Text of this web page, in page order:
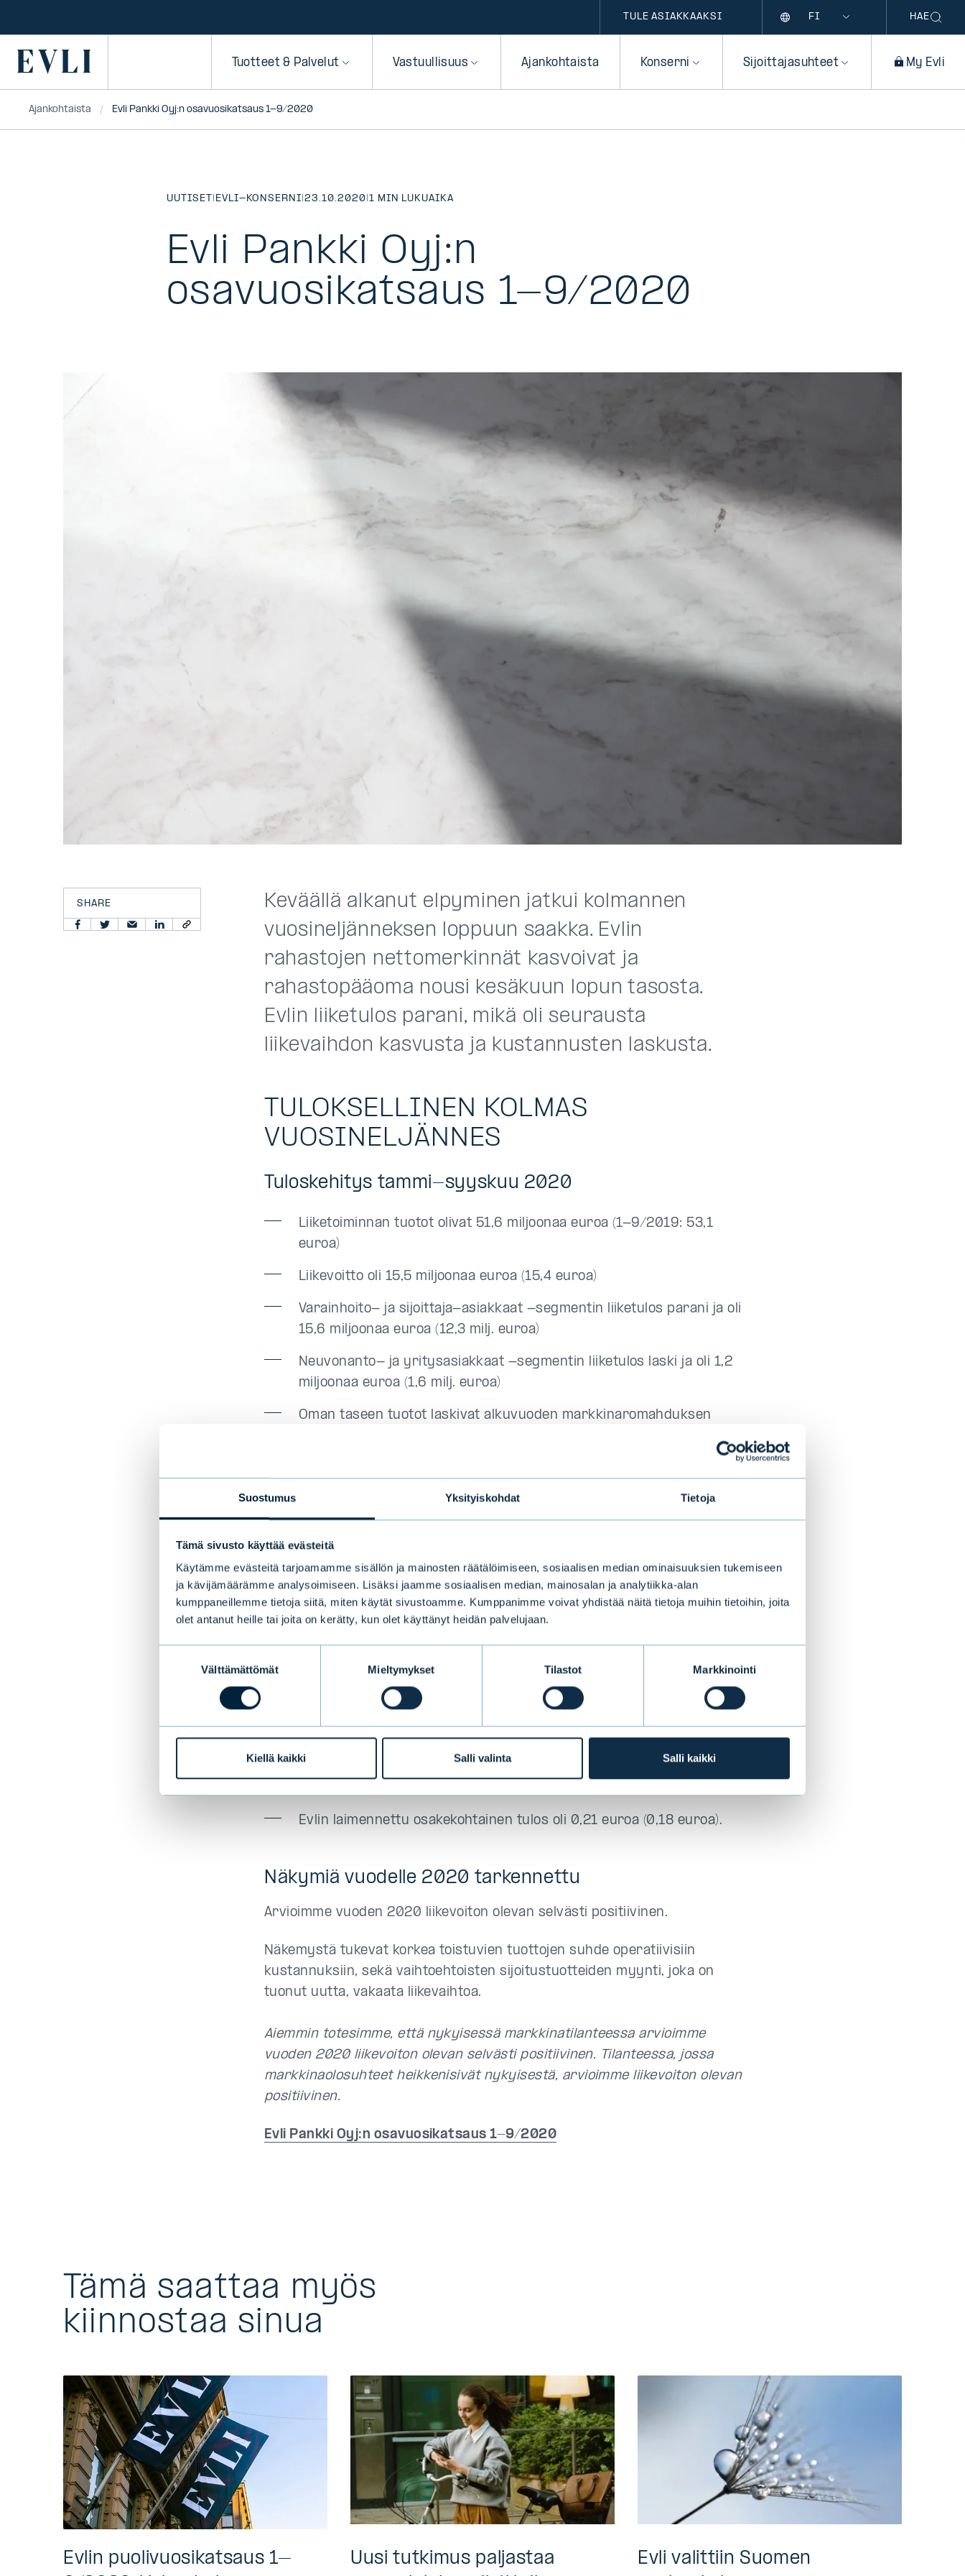
Suostumus Yksityiskohdat Tietoja
Tämä sivusto käyttää evästeitä
Käytämme evästeitä tarjoamamme sisällön ja mainosten räätälöimiseen, sosiaalisen median ominaisuuksien tukemiseen
ja kävijämäärämme analysoimiseen. Lisäksi jaamme sosiaalisen median, mainosalan ja analytiikka-alan
kumppaneillemme tietoja siitä, miten käytät sivustoamme. Kumppanimme voivat yhdistää näitä tietoja muihin tietoihin, joita
olet antanut heille tai joita on kerätty, kun olet käyttänyt heidän palvelujaan.
Välttämättömät Mieltymykset Tilastot Markkinointi
Kiellä kaikki Salli valinta Salli kaikki
TULE ASIAKKAAKSI HAE
Primary Tuotteet & Palvelut Vastuullisuus Ajankohtaista Konserni Sijoittajasuhteet My Evli
Ajankohtaista Evli Pankki Oyj:n osavuosikatsaus 1-9/2020
UUTISET | EVLI-KONSERNI|23.10.2020|1 MIN LUKUAIKA
Evli Pankki Oyj:n
osavuosikatsaus 1-9/2020
SHARE
Keväällä alkanut elpyminen jatkui kolmannen
vuosineljänneksen loppuun saakka. Evlin
rahastojen nettomerkinnät kasvoivat ja
rahastopääoma nousi kesäkuun lopun tasosta.
Evlin liiketulos parani, mikä oli seurausta
liikevaihdon kasvusta ja kustannusten laskusta.
TULOKSELLINEN KOLMAS
VUOSINELJÄNNES
Tuloskehitys tammi-syyskuu 2020
Liiketoiminnan tuotot olivat 51,6 miljoonaa euroa (1-9/2019: 53,1
euroa)
Liikevoitto oli 15,5 miljoonaa euroa (15,4 euroa)
Varainhoito- ja sijoittaja-asiakkaat -segmentin liiketulos parani ja oli
15,6 miljoonaa euroa (12,3 milj. euroa)
Neuvonanto- ja yritysasiakkaat -segmentin liiketulos laski ja oli 1,2
miljoonaa euroa (1,6 milj. euroa)
Oman taseen tuotot laskivat alkuvuoden markkinaromahduksen
Evlin laimennettu osakekohtainen tulos oli 0,46 euroa (0,47 euroa) ja
oman pääoman tuotto 19,8 prosenttia (21,1 %)
Toistuvien tuottojen suhde operatiivisiin kustannuksiin oli 128
prosenttia (118 %).
Tuloskehitys heinä-syyskuu 2020
Konsernin liiketoiminnan tuotot olivat 18,7 miljoonaa euroa (18,0 milj.
euroa)
Evlin laimennettu osakekohtainen tulos oli 0,21 euroa (0,18 euroa).
Näkymiä vuodelle 2020 tarkennettu
Arvioimme vuoden 2020 liikevoiton olevan selvästi positiivinen.
Näkemystä tukevat korkea toistuvien tuottojen suhde operatiivisiin
kustannuksiin, sekä vaihtoehtoisten sijoitustuotteiden myynti, joka on
tuonut uutta, vakaata liikevaihtoa.
Aiemmin totesimme, että nykyisessä markkinatilanteessa arvioimme
vuoden 2020 liikevoiton olevan selvästi positiivinen. Tilanteessa, jossa
markkinaolosuhteet heikkenisivät nykyisestä, arvioimme liikevoiton olevan
positiivinen.
Evli Pankki Oyj:n osavuosikatsaus 1-9/2020
Tämä saattaa myös
kiinnostaa sinua
Evlin puolivuosikatsaus 1–
Uusi tutkimus paljastaa
Evli valittiin Suomen